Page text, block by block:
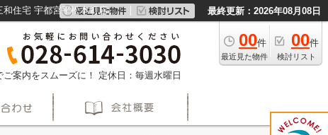
和住宅 宇都宮平松本町店 最終更新：2026年08月08日
00件
最近見た物件
00件
検討リスト
案内をスムーズに！ 定休日：毎週水曜日